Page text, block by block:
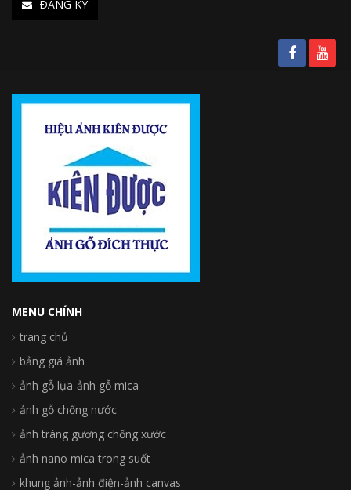
ÐĂNG KÝ
MENU CHÍNH
trang chủ
bảng giá ảnh
ảnh gỗ lụa-ảnh gỗ mica
ảnh gỗ chống nước
ảnh tráng gương chống xước
ảnh nano mica trong suốt
khung ảnh-ảnh điện-ảnh canvas